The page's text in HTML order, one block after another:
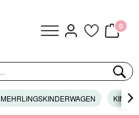
0
MEHRLINGSKINDERWAGEN 